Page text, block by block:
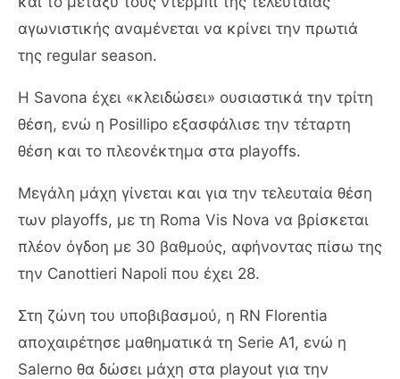
αγωνιστικής αναμένεται να κρίνει την πρωτιά
της regular season.
Η Savona έχει «κλειδώσει» ουσιαστικά την τρίτη
θέση, ενώ η Posillipo εξασφάλισε την τέταρτη
θέση και το πλεονέκτημα στα playoffs.
Μεγάλη μάχη γίνεται και για την τελευταία θέση
των playoffs, με τη Roma Vis Nova να βρίσκεται
πλέον όγδοη με 30 βαθμούς, αφήνοντας πίσω της
την Canottieri Napoli που έχει 28.
Στη ζώνη του υποβιβασμού, η RN Florentia
αποχαιρέτησε μαθηματικά τη Serie A1, ενώ η
Salerno θα δώσει μάχη στα playout για την